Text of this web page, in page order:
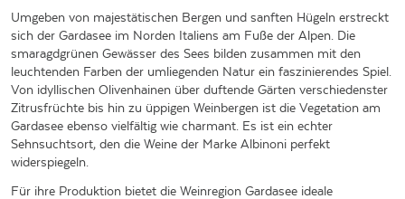
Umgeben von majestätischen Bergen und sanften Hügeln erstreckt
sich der Gardasee im Norden Italiens am Fuße der Alpen. Die
smaragdgrünen Gewässer des Sees bilden zusammen mit den
leuchtenden Farben der umliegenden Natur ein faszinierendes Spiel.
Von idyllischen Olivenhainen über duftende Gärten verschiedenster
Zitrusfrüchte bis hin zu üppigen Weinbergen ist die Vegetation am
Gardasee ebenso vielfältig wie charmant. Es ist ein echter
Sehnsuchtsort, den die Weine der Marke Albinoni perfekt
widerspiegeln.
Für ihre Produktion bietet die Weinregion Gardasee ideale